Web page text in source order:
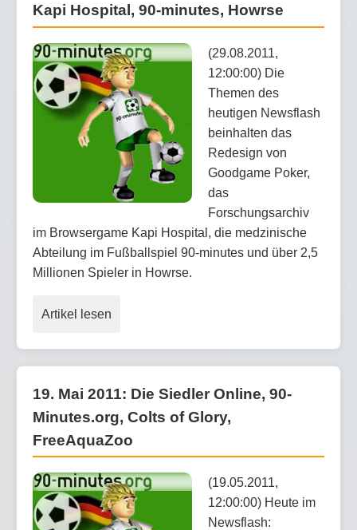
Kapi Hospital, 90-minutes, Howrse
(29.08.2011,
12:00:00) Die
Themen des
heutigen Newsflash
beinhalten das
Redesign von
Goodgame Poker,
das
Forschungsarchiv
im Browsergame Kapi Hospital, die medzinische
Abteilung im Fußballspiel 90-minutes und über 2,5
Millionen Spieler in Howrse.
Artikel lesen
19. Mai 2011: Die Siedler Online, 90-
Minutes.org, Colts of Glory,
FreeAquaZoo
(19.05.2011,
12:00:00) Heute im
Newsflash: